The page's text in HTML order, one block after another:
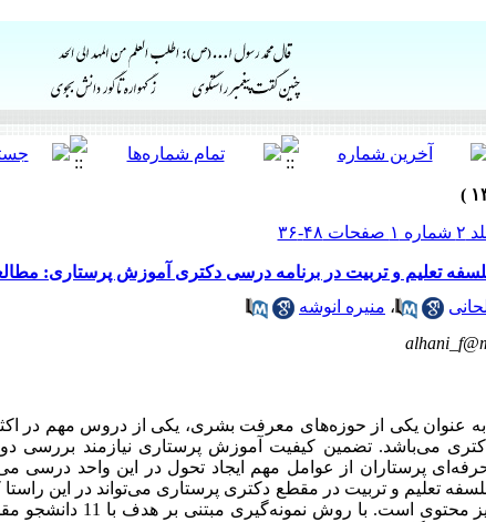
صفحات ۴۸-۳۶
تعلیم و تربیت در برنامه درسی دکتری آموزش پرستاری:
، منیره انوشه
به عنوان یکی از حوزه‌های معرفت بشری، یکی از دروس مهم در
می‌باشد. تضمین کیفیت آموزش پرستاری نیازمند بررسی
پرستاران از عوامل مهم ایجاد تحول در این واحد درسی
تعلیم و تربیت در مقطع دکتری پرستاری می‌تواند در این